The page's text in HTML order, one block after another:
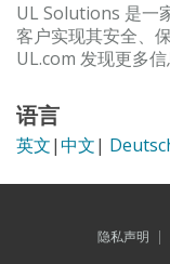
UL Solutions 是一
客户实现其安全、
UL.com 发现更多信
语言
英文|中文|
隐私声明 |